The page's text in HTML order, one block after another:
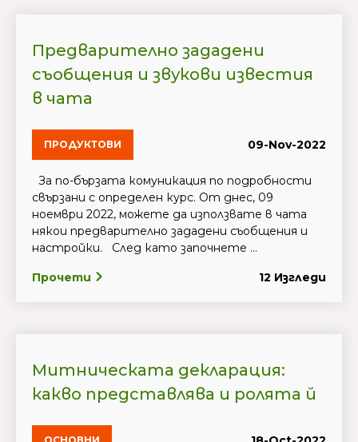
Предварително зададени
съобщения и звукови известия
в чата
ПРОДУКТОВИ 09-Nov-2022
За по-бързата комуникация по подробности
свързани с определен курс. Oт днес, 09
ноември 2022, можете да използвате в чата
някои предварително зададени съобщения и
настройки. След като започнете ...
Прочети 12 Изгледи
Митническата декларация:
какво представлява и ролята й